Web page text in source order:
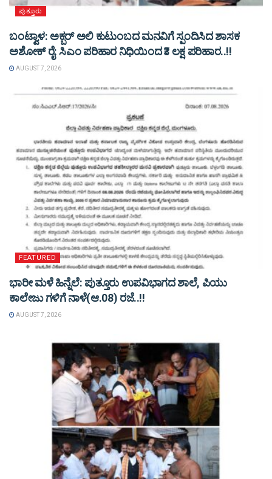
ಪುತ್ತೂರು
ಬಂಟ್ವಾಳ: ಅಕ್ಬರ್ ಅಲಿ ಕುಟುಂಬದ ಮನವಿಗೆ ಸ್ಪಂದಿಸಿದ ಶಾಸಕ
ಅಶೋಕ್ ರೈ: ಸಿಎಂ ಪರಿಹಾರ ನಿಧಿಯಿಂದ ₹3 ಲಕ್ಷ ಪರಿಹಾರ..!!
AUGUST 7, 2026
FEATURED
ಭಾರೀ ಮಳೆ ಹಿನ್ನೆಲೆ: ಪುತ್ತೂರು ಉಪವಿಭಾಗದ ಶಾಲೆ, ಪಿಯು
ಕಾಲೇಜು ಗಳಿಗೆ ನಾಳೆ(ಆ.08) ರಜೆ..!!
AUGUST 7, 2026